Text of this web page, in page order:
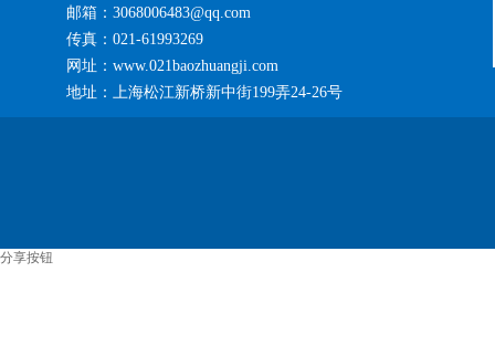
邮箱：3068006483@qq.com
传真：021-61993269
网址：www.021baozhuangji.com
地址：上海松江新桥新中街199弄24-26号
分享按钮